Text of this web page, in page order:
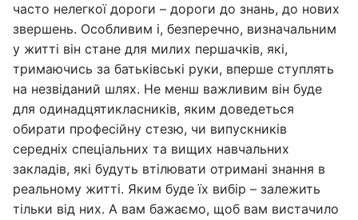
часто нелегкої дороги – дороги до знань, до нових
звершень. Особливим і, безперечно, визначальним
у житті він стане для милих першачків, які,
тримаючись за батьківські руки, вперше ступлять
на незвіданий шлях. Не менш важливим він буде
для одинадцятикласників, яким доведеться
обирати професійну стезю, чи випускників
середніх спеціальних та вищих навчальних
закладів, які будуть втілювати отримані знання в
реальному житті. Яким буде їх вибір – залежить
тільки від них. А вам бажаємо, щоб вам вистачило